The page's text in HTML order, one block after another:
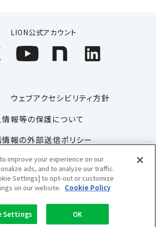
LION公式アカウント
ウェブアクセシビリティ方針
報等の保護について
報の外部送信ポリシー
ィアポリシー
サイトマップ
2026 Lion Corporation. All rights reserved.
improve your experience on our
ads, and to analyze our traffic.
Settings] to opt-out or customize
on our website. Cookie Policy
Settings OK